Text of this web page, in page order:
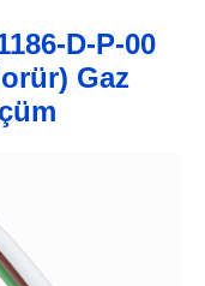
D-P-00
Gaz